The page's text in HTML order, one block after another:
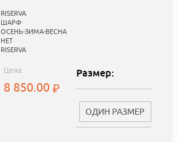
RISERVA
ШАРФ
ОСЕНЬ-ЗИМА-ВЕСНА
НЕТ
RISERVA
Цена:
8 850.00
Размер:
ОДИН РАЗМЕР